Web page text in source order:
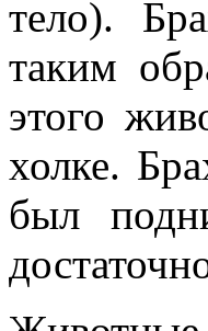
тело).
таким
этого
холке.
был